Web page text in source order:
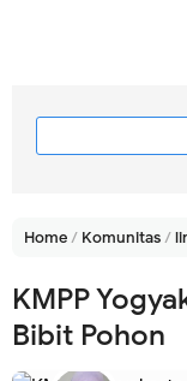
Home/ Komunitas/
KMPP
Bibit Pohon